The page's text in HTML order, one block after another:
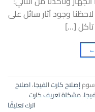
وجود آثار سائل على
←
إصلاح كارت الفيجا،اصلاح
،مشكلة تعريف كارت
اترك تعليقًا